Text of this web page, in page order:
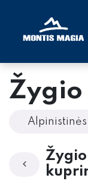
Žygio
Žygio